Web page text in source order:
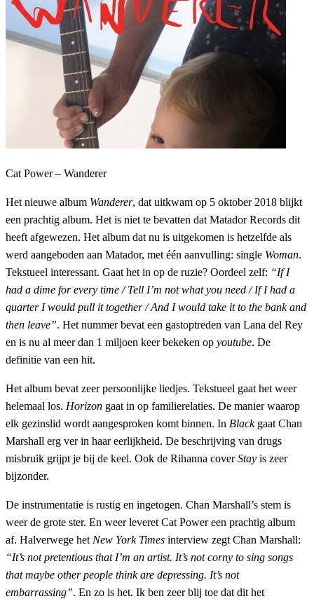
Cat Power – Wanderer
Het nieuwe album Wanderer, dat uitkwam op 5 oktober 2018 blijkt
een prachtig album. Het is niet te bevatten dat Matador Records dit
heeft afgewezen. Het album dat nu is uitgekomen is hetzelfde als
werd aangeboden aan Matador, met één aanvulling: single Woman.
Tekstueel interessant. Gaat het in op de ruzie? Oordeel zelf: “If I
had a dime for every time / Tell I’m not what you need / If I had a
quarter I would pull it together / And I would take it to the bank and
then leave”. Het nummer bevat een gastoptreden van Lana del Rey
en is nu al meer dan 1 miljoen keer bekeken op youtube. De
definitie van een hit.
Het album bevat zeer persoonlijke liedjes. Tekstueel gaat het weer
helemaal los. Horizon gaat in op familierelaties. De manier waarop
elk gezinslid wordt aangesproken komt binnen. In Blackgaat Chan
Marshall erg ver in haar eerlijkheid. De beschrijving van drugs
misbruik grijpt je bij de keel. Ook de Rihanna coverStay is zeer
bijzonder.
De instrumentatie is rustig en ingetogen. Chan Marshall’s stem is
weer de grote ster. En weer leveret Cat Power een prachtig album
af. Halverwege het New York Times interview zegt Chan Marshall:
“It’s not pretentious that I’m an artist. It’s not corny to sing songs
that maybe other people think are depressing. It’s not
embarrassing”. En zo is het. Ik ben zeer blij toe dat dit het